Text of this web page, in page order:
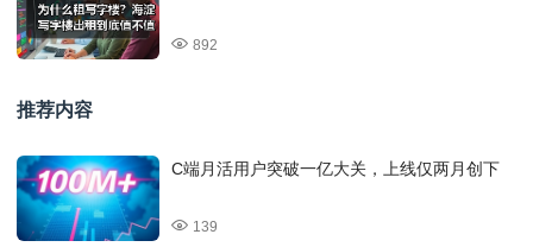
892
推荐内容
C端月活用户突破一亿大关，上线仅两月创下
139